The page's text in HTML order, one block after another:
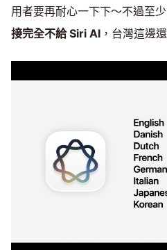
用者要再耐心一下下～不過至
接完全不給 Siri AI ，台灣這邊